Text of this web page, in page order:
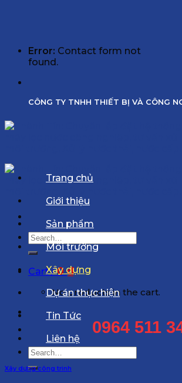
Error: Contact form not
found.
CÔNG TY TNHH THIẾT BỊ VÀ CÔNG
Search
for:
Cart /0₫
No products in the cart.
0964 511
Search
for:
Trang chủ
Giới thiệu
Sản phẩm
Môi trường
Xây dựng
Dự án thực hiện
Tin Tức
Liên hệ
Xây dựng công trinh